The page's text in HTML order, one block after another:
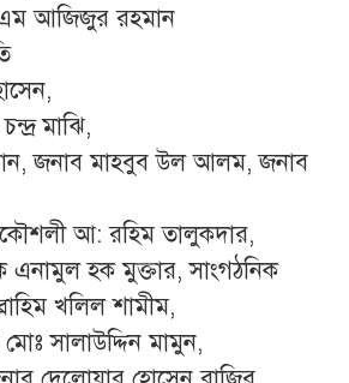
আজিজুর রহমান
মাঝি,
জনাব মাহবুব উল আলম, জনাব
আ: রহিম তালুকদার,
এনামুল হক মুক্তার, সাংগঠনিক
খলিল শামীম,
সালাউদ্দিন মামুন,